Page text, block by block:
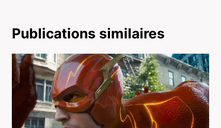
Publications similaires